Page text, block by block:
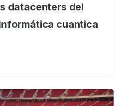
datacenters del
cuantica